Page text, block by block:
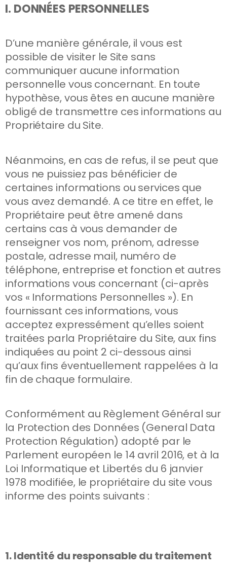
I. DONNÉES PERSONNELLES
D’une manière générale, il vous est
possible de visiter le Site sans
communiquer aucune information
personnelle vous concernant. En toute
hypothèse, vous êtes en aucune manière
obligé de transmettre ces informations au
Propriétaire du Site.
Néanmoins, en cas de refus, il se peut que
vous ne puissiez pas bénéficier de
certaines informations ou services que
vous avez demandé. A ce titre en effet, le
Propriétaire peut être amené dans
certains cas à vous demander de
renseigner vos nom, prénom, adresse
postale, adresse mail, numéro de
téléphone, entreprise et fonction et autres
informations vous concernant (ci-après
vos « Informations Personnelles »). En
fournissant ces informations, vous
acceptez expressément qu’elles soient
traitées parla Propriétaire du Site, aux fins
indiquées au point 2 ci-dessous ainsi
qu’aux fins éventuellement rappelées à la
fin de chaque formulaire.
Conformément au Règlement Général sur
la Protection des Données (General Data
Protection Régulation) adopté par le
Parlement européen le 14 avril 2016, et à la
Loi Informatique et Libertés du 6 janvier
1978 modifiée, le propriétaire du site vous
informe des points suivants :
1. Identité du responsable du traitement